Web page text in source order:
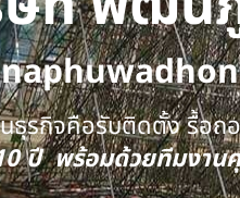
นธุรกิจคือรับติดตั้ง รื้อ
ปี พร้อมด้วยทีมง